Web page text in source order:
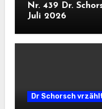
Nr. 439 Dr.
Juli 2026
Dr Schorsch